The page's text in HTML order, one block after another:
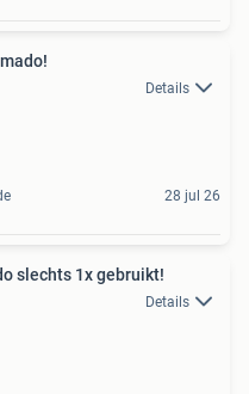
Details
28 jul 26
slechts 1x gebruikt!
Details